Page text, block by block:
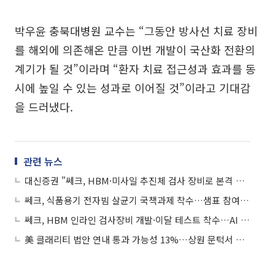
박우윤 충북대병원 교수는 “그동안 방사선 치료 장비
를 해외에 의존해온 만큼 이번 개발이 국산화 전환의
계기가 될 것”이라며 “환자 치료 접근성과 효과를 동
시에 높일 수 있는 성과로 이어질 것”이라고 기대감
을 드러냈다.
관련 뉴스
대신증권 "쎄크, HBM·미사일 추진체 검사 장비로 본격 외형 성장…구조적 흑전 전망"
쎄크, 식품용기 전자빔 살균기 국책과제 착수…샘표 참여로 실증 병행
쎄크, HBM 인라인 검사장비 개발·이달 테스트 착수…AI 반도체 수혜 기대감에 상승세
美 클래리티 법안 연내 통과 가능성 13%…상원 문턱서 제동